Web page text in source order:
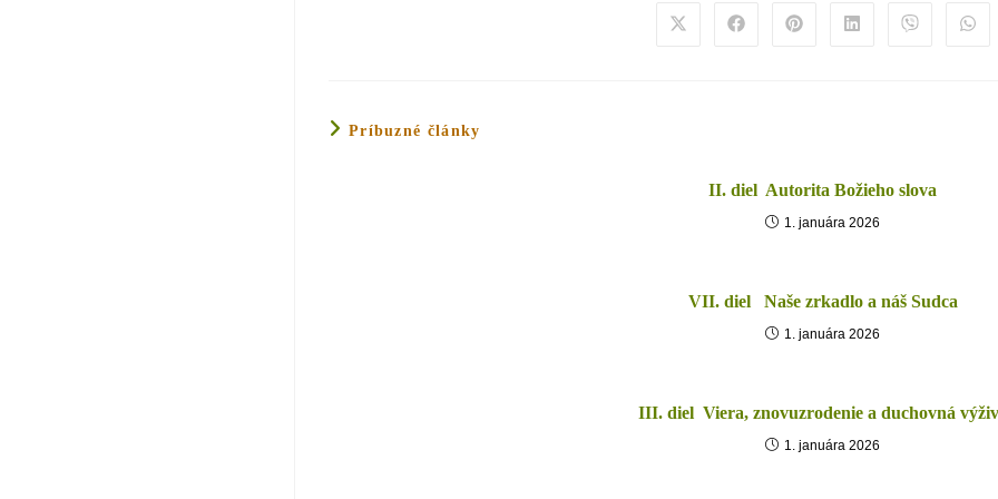
Príbuzné články
II. diel Autorita Božieho slova
1. januára 2026
VII. diel Naše zrkadlo a náš Sudca
1. januára 2026
III. diel Viera, znovuzrodenie a duchovná
1. januára 2026